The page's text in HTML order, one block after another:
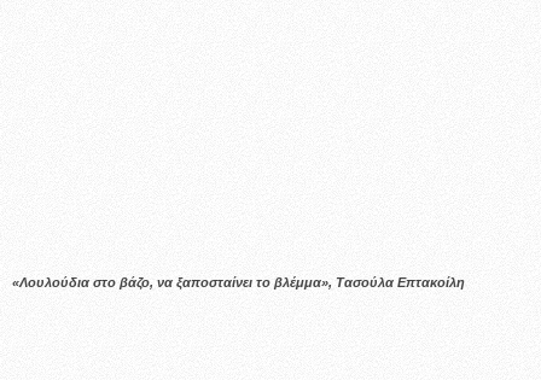
«Λουλούδια στο βάζο, να ξαποσταίνει το βλέμμα», Τασούλα Επτακοίλη